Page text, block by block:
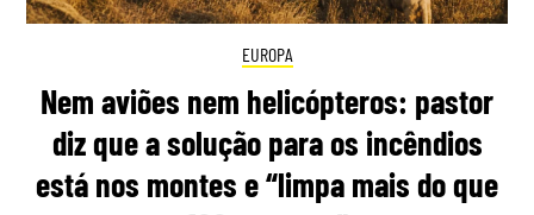
EUROPA
Nem aviões nem helicópteros: pastor
diz que a solução para os incêndios
está nos montes e “limpa mais do que